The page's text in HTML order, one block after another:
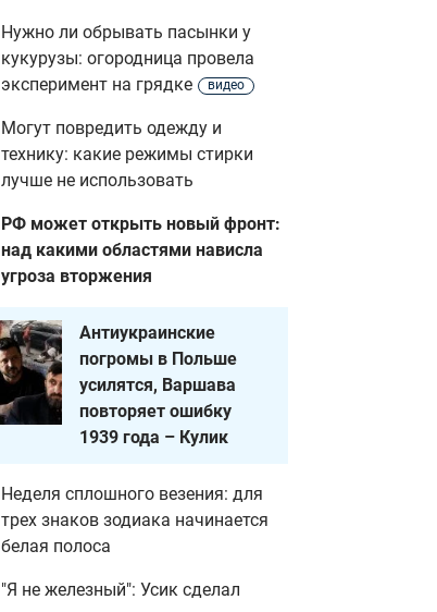
Нужно ли обрывать пасынки у
кукурузы: огородница провела
эксперимент на грядке
видео
Могут повредить одежду и
технику: какие режимы стирки
лучше не использовать
РФ может открыть новый фронт:
над какими областями нависла
угроза вторжения
Антиукраинские
погромы в Польше
усилятся, Варшава
повторяет ошибку
1939 года – Кулик
Неделя сплошного везения: для
трех знаков зодиака начинается
белая полоса
"Я не железный": Усик сделал